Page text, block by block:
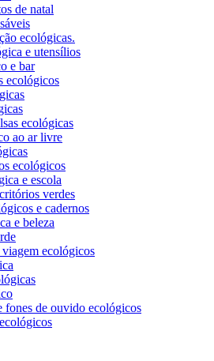
de natal
ecológicas.
e utensílios
e bar
ecológicos
ecológicas
ao ar livre
ecológicos
e escola
verdes
e cadernos
e beleza
ecológicos
fones de ouvido ecológicos